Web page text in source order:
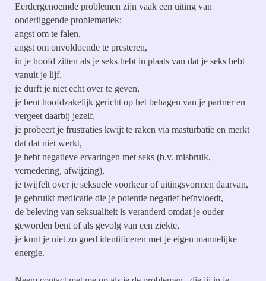
Eerdergenoemde problemen zijn vaak een uiting van
onderliggende problematiek:
angst om te falen,
angst om onvoldoende te presteren,
in je hoofd zitten als je seks hebt in plaats van dat je seks hebt
vanuit je lijf,
je durft je niet echt over te geven,
je bent hoofdzakelijk gericht op het behagen van je partner en
vergeet daarbij jezelf,
je probeert je frustraties kwijt te raken via masturbatie en merkt
dat dat niet werkt,
je hebt negatieve ervaringen met seks (b.v. misbruik,
vernedering, afwijzing),
je twijfelt over je seksuele voorkeur of uitingsvormen daarvan,
je gebruikt medicatie die je potentie negatief beïnvloedt,
de beleving van seksualiteit is veranderd omdat je ouder
geworden bent of als gevolg van een ziekte,
je kunt je niet zo goed identificeren met je eigen mannelijke
energie.